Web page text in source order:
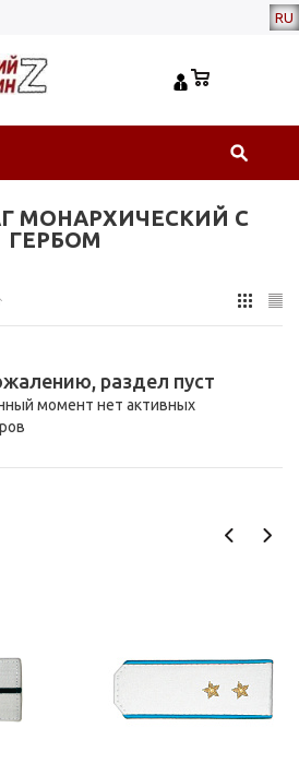
RU
МОНАРХИЧЕСКИЙ С
ГЕРБОМ
раздел пуст
момент нет активных